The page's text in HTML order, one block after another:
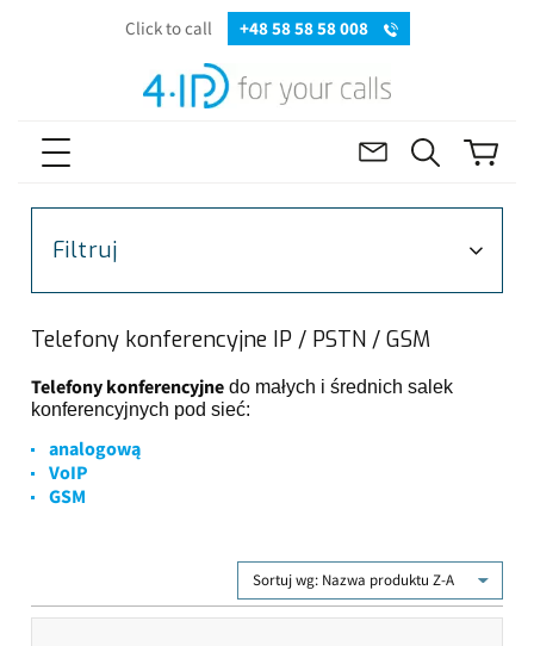
Click to call +48 58 58 58 008
Filtruj
Telefony konferencyjne IP / PSTN / GSM
Telefony konferencyjne do małych i średnich salek
konferencyjnych pod sieć:
analogową
VoIP
GSM
Sortuj wg: Nazwa produktu Z-A